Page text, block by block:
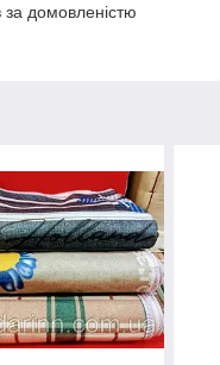
домовленістю